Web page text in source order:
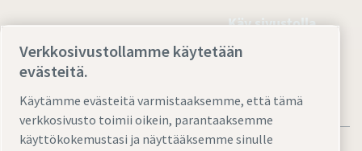
Käy sivustolla
Verkkosivustollamme käytetään
evästeitä.
Käytämme evästeitä varmistaaksemme, että tämä
verkkosivusto toimii oikein, parantaaksemme
käyttökokemustasi ja näyttääksemme sinulle